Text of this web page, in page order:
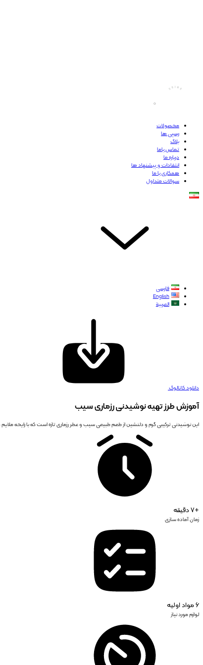
محصولات
رسپی ها
بلاگ
تماس باما
درباره ما
انتقادات و پیشنهاد ها
همکاری با ما
سوالات متداول
فارسی
English
العربية
دانلود کاتالوگ
آموزش طرز تهیه نوشیدنی رزماری سیب
این نوشیدنی ترکیبی گرم و دلنشین از طعم طبیعی سیب و عطر رزماری تازه است که با رایحه
+7 دقیقه
زمان آماده سازی
6 مواد اولیه
لوازم مورد نیاز